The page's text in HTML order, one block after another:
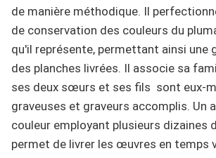
de manière méthodique. Il
de conservation des couleurs du
qu'il représente, permettant ainsi une
des planches livrées. Il associe sa
ses deux sœurs et ses fils sont eux-
graveuses et graveurs accomplis. Un
couleur employant plusieurs dizaines
permet de livrer les œuvres en temps